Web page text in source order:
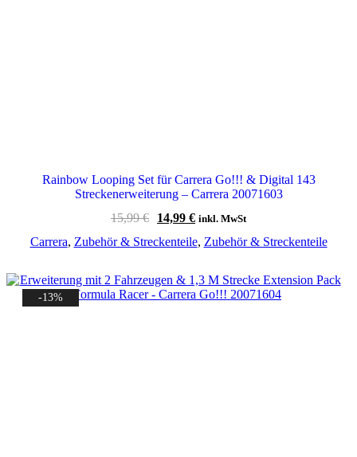
Rainbow Looping Set für Carrera Go!!! & Digital 143
Streckenerweiterung – Carrera 20071603
15,99€
Ursprünglicher
war:
14,99 €Aktueller
ist:
inkl. MwSt
Carrera, Zubehör & Streckenteile, Zubehör & Streckenteile
-13%